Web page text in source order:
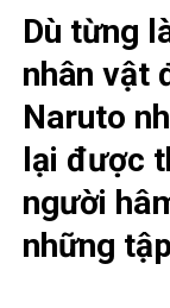
Dù từng
nhân vật
Naruto
lại được
người
những